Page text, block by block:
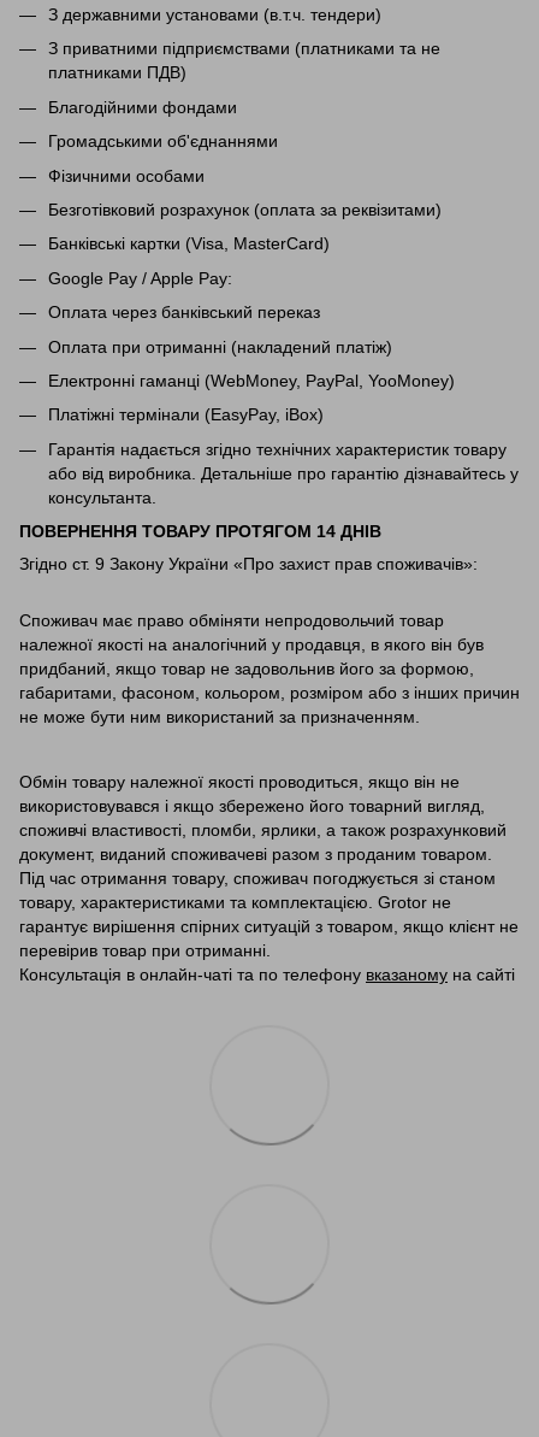
З державними установами (в.т.ч. тендери)
З приватними підприємствами (платниками та не
платниками ПДВ)
Благодійними фондами
Громадськими об'єднаннями
Фізичними особами
Безготівковий розрахунок (оплата за реквізитами)
Банківські картки (Visa, MasterCard)
Google Pay / Apple Pay:
Оплата через банківський переказ
Оплата при отриманні (накладений платіж)
Електронні гаманці (WebMoney, PayPal, YooMoney)
Платіжні термінали (EasyPay, iBox)
Гарантія надається згідно технічних характеристик товару
або від виробника. Детальніше про гарантію дізнавайтесь у
консультанта.
ПОВЕРНЕННЯ ТОВАРУ ПРОТЯГОМ 14 ДНІВ
Згідно ст. 9 Закону України «Про захист прав споживачів»:
Споживач має право обміняти непродовольчий товар
належної якості на аналогічний у продавця, в якого він був
придбаний, якщо товар не задовольнив його за формою,
габаритами, фасоном, кольором, розміром або з інших причин
не може бути ним використаний за призначенням.
Обмін товару належної якості проводиться, якщо він не
використовувався і якщо збережено його товарний вигляд,
споживчі властивості, пломби, ярлики, а також розрахунковий
документ, виданий споживачеві разом з проданим товаром.
Під час отримання товару, споживач погоджується зі станом
товару, характеристиками та комплектацією. Grotor не
гарантує вирішення спірних ситуацій з товаром, якщо клієнт не
перевірив товар при отриманні.
Консультація в онлайн-чаті та по телефону вказаному на сайті